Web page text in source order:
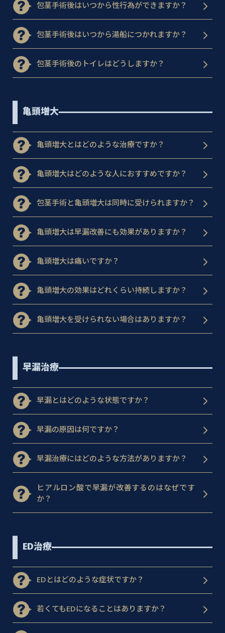
包茎手術後はいつから性行為ができますか？
包茎手術後はいつから湯船につかれますか？
包茎手術後のトイレはどうしますか？
亀頭増大
亀頭増大とはどのような治療ですか？
亀頭増大はどのような人におすすめですか？
包茎手術と亀頭増大は同時に受けられますか？
亀頭増大は早漏改善にも効果がありますか？
亀頭増大は痛いですか？
亀頭増大の効果はどれくらい持続しますか？
亀頭増大を受けられない場合はありますか？
早漏治療
早漏とはどのような状態ですか？
早漏の原因は何ですか？
早漏治療にはどのような方法がありますか？
ヒアルロン酸で早漏が改善するのはなぜです
か？
ED治療
EDとはどのような症状ですか？
若くてもEDになることはありますか？